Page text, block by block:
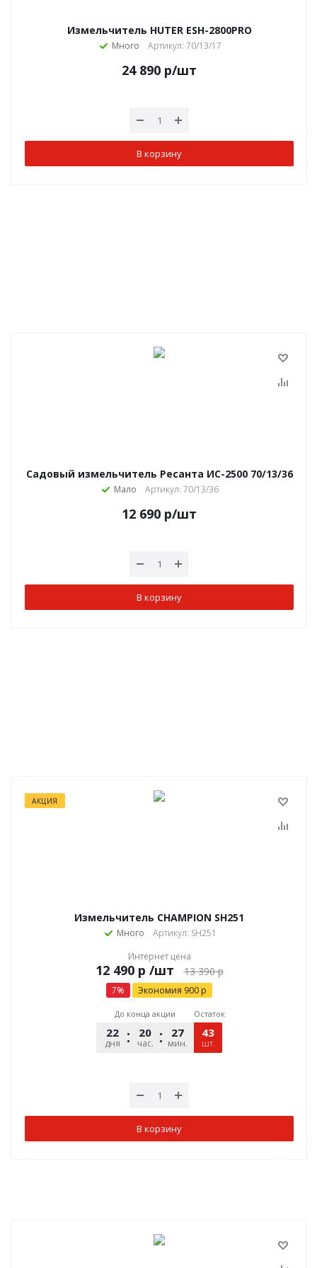
Измельчитель HUTER ESH-2800PRO
Много Артикул: 70/13/17
24 890 р/шт
В корзину
Садовый измельчитель Ресанта ИС-2500 70/13/36
Мало Артикул: 70/13/36
12 690 р/шт
В корзину
АКЦИЯ
Измельчитель CHAMPION SH251
Много
Артикул: SH251
Интернет цена
р /шт 13 390р
7% Экономия 900 р
До конца акции
22
дня
20
час.
27
мин.
00
сек.
Остаток
43
шт.
В корзину